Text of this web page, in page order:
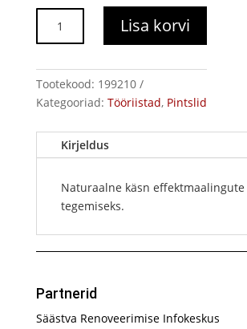
naturaalne
Lisa korvi
Tootekood: 199210
Kategooriad: Tööriistad, Pintslid
Kirjeldus
Naturaalne käsn effektmaalingute
tegemiseks.
Partnerid
Säästva Renoveerimise Infokeskus